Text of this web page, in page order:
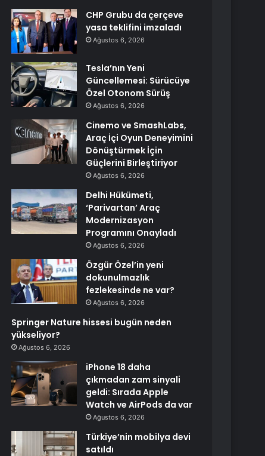
CHP Grubu da çerçeve
yasa teklifini imzaladı
Ağustos 6, 2026
Tesla’nın Yeni
Güncellemesi: Sürücüye
Özel Otonom Sürüş
Ağustos 6, 2026
Cinemo ve SmashLabs,
Araç İçi Oyun Deneyimini
Dönüştürmek İçin
Güçlerini Birleştiriyor
Ağustos 6, 2026
Delhi Hükümeti,
‘Parivartan’ Araç
Modernizasyon
Programını Onayladı
Ağustos 6, 2026
Özgür Özel’in yeni
dokunulmazlık
fezlekesinde ne var?
Ağustos 6, 2026
Springer Nature hissesi bugün neden
yükseliyor?
Ağustos 6, 2026
iPhone 18 daha
çıkmadan zam sinyali
geldi: Sırada Apple
Watch ve AirPods da var
Ağustos 6, 2026
Türkiye’nin mobilya devi
satıldı